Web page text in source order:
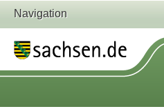
Navigation